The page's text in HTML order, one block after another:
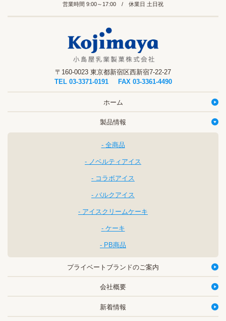
営業時間 9:00～17:00 / 休業日 土日祝
〒160-0023 東京都新宿区西新宿7-22-27
TEL 03-3371-0191 FAX 03-3361-4490
ホーム
製品情報
全商品
ノベルティアイス
コラボアイス
バルクアイス
アイスクリームケーキ
ケーキ
PB商品
プライベートブランドのご案内
会社概要
新着情報